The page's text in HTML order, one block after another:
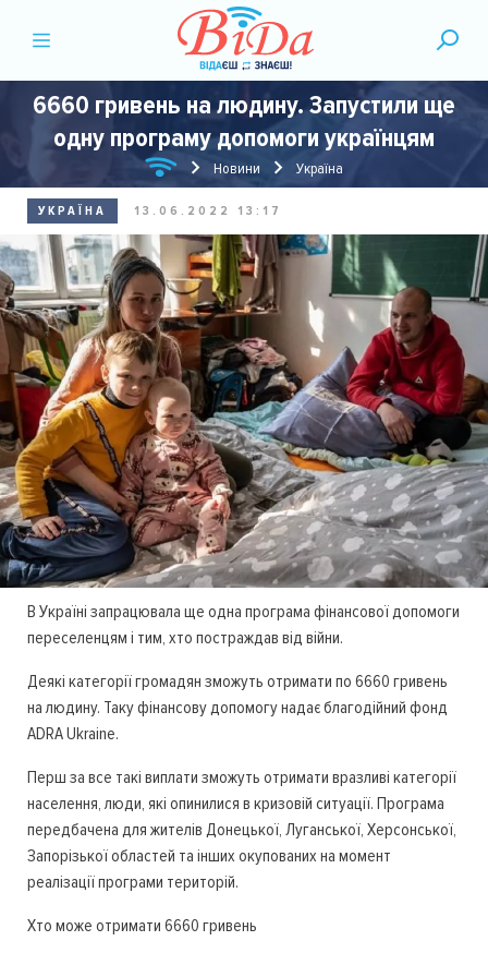
6660 гривень на людину. Запустили ще
одну програму допомоги українцям
Новини Україна
УКРАЇНА 13.06.2022 13:17
В Україні запрацювала ще одна програма фінансової допомоги
переселенцям і тим, хто постраждав від війни.
Деякі категорії громадян зможуть отримати по 6660 гривень
на людину. Таку фінансову допомогу надає благодійний фонд
ADRA Ukraine.
Перш за все такі виплати зможуть отримати вразливі категорії
населення, люди, які опинилися в кризовій ситуації. Програма
передбачена для жителів Донецької, Луганської, Херсонської,
Запорізької областей та інших окупованих на момент
реалізації програми територій.
Хто може отримати 6660 гривень